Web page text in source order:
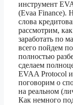
инструмент
(Evaa Finance).
слова
рассмотрим,
заработать по
всего пойдем
полностью
сделаем
EVAA Protocol
поговорим о
на реальном
Как немного